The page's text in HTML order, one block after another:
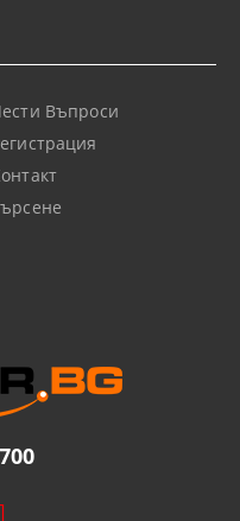
Въпроси